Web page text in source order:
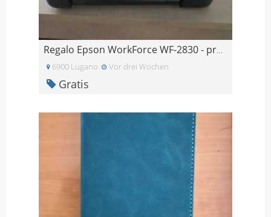
Regalo Epson WorkForce WF-2830 - problema alle tes
6900 Lugano Vor drei Wochen
Gratis